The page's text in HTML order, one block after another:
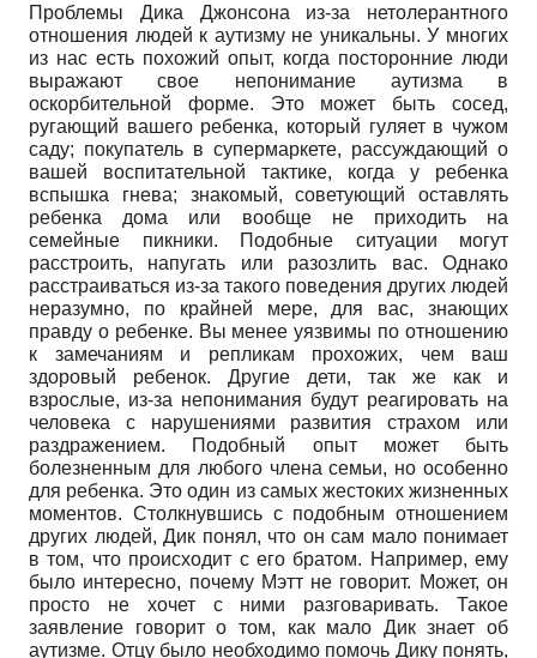
Проблемы Дика Джонсона из-за нето­лерантного
отношения людей к аутизму не уникальны. У многих
из нас есть похожий опыт, когда посторонние люди
выражают свое непонимание аутизма в
оскорбительной форме. Это может быть сосед,
ругающий вашего ребенка, который гуляет в чужом
саду; покупатель в супермаркете, рассуждающий о
вашей воспитательной тактике, когда у ребенка
вспышка гнева; знакомый, советующий оставлять
ребенка дома или вообще не приходить на
семейные пикники. Подобные ситуации могут
расстроить, напугать или разозлить вас. Однако
расстраиваться из-за такого поведения других людей
неразумно, по крайней мере, для вас, знающих
правду о ребенке. Вы менее уязвимы по отношению
к замечаниям и репликам прохожих, чем ваш
здоровый ребенок. Другие дети, так же как и
взрослые, из-за непонимания будут реагировать на
человека с нарушениями развития страхом или
раздражением. Подобный опыт может быть
болезненным для любого члена семьи, но особенно
для ребенка. Это один из самых жестоких жизненных
моментов. Столкнувшись с подобным отношением
других людей, Дик понял, что он сам мало понимает
в том, что происходит с его братом. Например, ему
было интересно, почему Мэтт не говорит. Может, он
просто не хочет с ними разговаривать. Такое
заявление говорит о том, как мало Дик знает об
аутизме. Отцу было необходимо помочь Дику понять,